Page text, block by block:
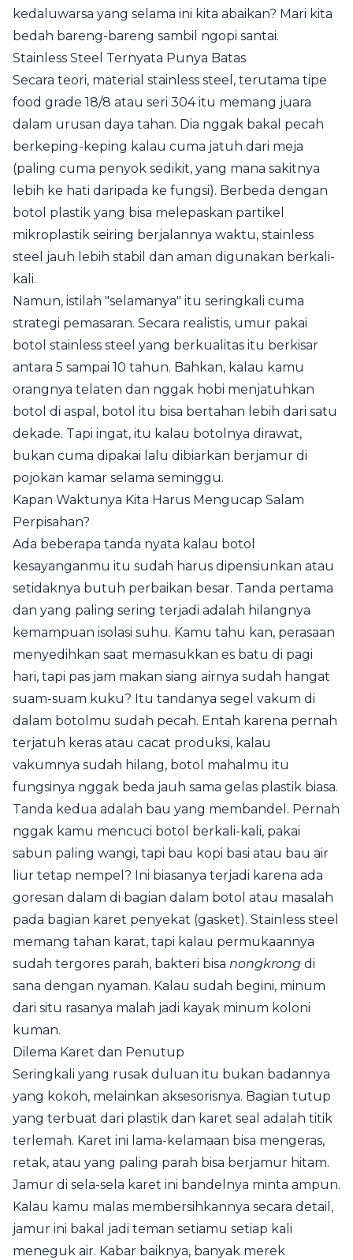
kedaluwarsa yang selama ini kita abaikan? Mari kita
bedah bareng-bareng sambil ngopi santai.
Stainless Steel Ternyata Punya Batas
Secara teori, material stainless steel, terutama tipe
food grade 18/8 atau seri 304 itu memang juara
dalam urusan daya tahan. Dia nggak bakal pecah
berkeping-keping kalau cuma jatuh dari meja
(paling cuma penyok sedikit, yang mana sakitnya
lebih ke hati daripada ke fungsi). Berbeda dengan
botol plastik yang bisa melepaskan partikel
mikroplastik seiring berjalannya waktu, stainless
steel jauh lebih stabil dan aman digunakan berkali-
kali.
Namun, istilah "selamanya" itu seringkali cuma
strategi pemasaran. Secara realistis, umur pakai
botol stainless steel yang berkualitas itu berkisar
antara 5 sampai 10 tahun. Bahkan, kalau kamu
orangnya telaten dan nggak hobi menjatuhkan
botol di aspal, botol itu bisa bertahan lebih dari satu
dekade. Tapi ingat, itu kalau botolnya dirawat,
bukan cuma dipakai lalu dibiarkan berjamur di
pojokan kamar selama seminggu.
Kapan Waktunya Kita Harus Mengucap Salam
Perpisahan?
Ada beberapa tanda nyata kalau botol
kesayanganmu itu sudah harus dipensiunkan atau
setidaknya butuh perbaikan besar. Tanda pertama
dan yang paling sering terjadi adalah hilangnya
kemampuan isolasi suhu. Kamu tahu kan, perasaan
menyedihkan saat memasukkan es batu di pagi
hari, tapi pas jam makan siang airnya sudah hangat
suam-suam kuku? Itu tandanya segel vakum di
dalam botolmu sudah pecah. Entah karena pernah
terjatuh keras atau cacat produksi, kalau
vakumnya sudah hilang, botol mahalmu itu
fungsinya nggak beda jauh sama gelas plastik biasa.
Tanda kedua adalah bau yang membandel. Pernah
nggak kamu mencuci botol berkali-kali, pakai
sabun paling wangi, tapi bau kopi basi atau bau air
liur tetap nempel? Ini biasanya terjadi karena ada
goresan dalam di bagian dalam botol atau masalah
pada bagian karet penyekat (gasket). Stainless steel
memang tahan karat, tapi kalau permukaannya
sudah tergores parah, bakteri bisa nongkrong di
sana dengan nyaman. Kalau sudah begini, minum
dari situ rasanya malah jadi kayak minum koloni
kuman.
Dilema Karet dan Penutup
Seringkali yang rusak duluan itu bukan badannya
yang kokoh, melainkan aksesorisnya. Bagian tutup
yang terbuat dari plastik dan karet seal adalah titik
terlemah. Karet ini lama-kelamaan bisa mengeras,
retak, atau yang paling parah bisa berjamur hitam.
Jamur di sela-sela karet ini bandelnya minta ampun.
Kalau kamu malas membersihkannya secara detail,
jamur ini bakal jadi teman setiamu setiap kali
meneguk air. Kabar baiknya, banyak merek